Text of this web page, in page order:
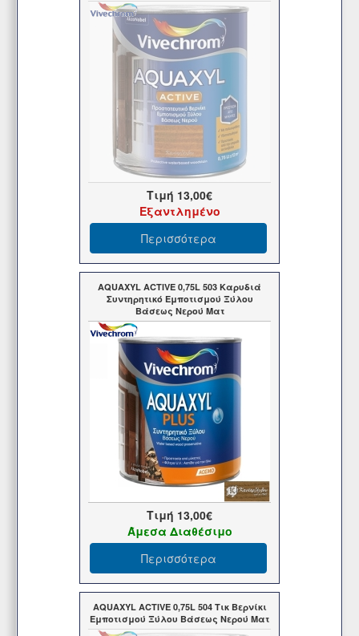
Τιμή 13,00€
Εξαντλημένο
Περισσότερα
AQUAXYL ACTIVE 0,75L 503 Καρυδιά
Συντηρητικό Εμποτισμού Ξύλου
Βάσεως Νερού Ματ
Τιμή 13,00€
Άμεσα Διαθέσιμο
Περισσότερα
AQUAXYL ACTIVE 0,75L 504 Τικ Βερνίκι
Εμποτισμού Ξύλου Βάσεως Νερού Ματ